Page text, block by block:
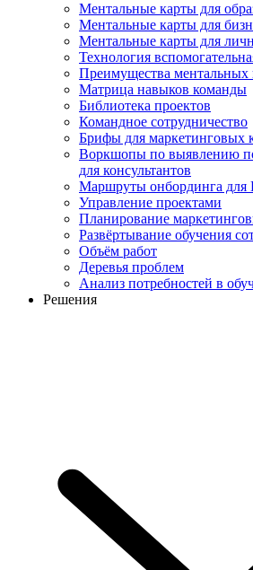
Ментальные карты для
Ментальные карты для
Ментальные карты для
Технология
Преимущества ментальных
Матрица навыков команды
Библиотека проектов
Командное сотрудничество
Брифы для маркетинговых
Воркшопы по выявлению
для консультантов
Маршруты онбординга
Управление проектами
Планирование
Развёртывание обучения
Объём работ
Деревья проблем
Анализ потребностей в
Решения